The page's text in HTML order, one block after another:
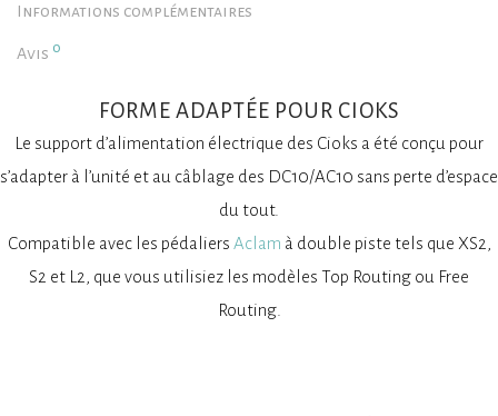
Informations complémentaires
Avis 0
FORME ADAPTÉE POUR CIOKS
Le support d’alimentation électrique des Cioks a été conçu pour
s’adapter à l’unité et au câblage des DC10/AC10 sans perte d’espace
du tout.
Compatible avec les pédaliers Aclam à double piste tels que XS2,
S2 et L2, que vous utilisiez les modèles Top Routing ou Free
Routing.